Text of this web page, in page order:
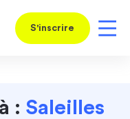
S'inscrire
: Saleilles